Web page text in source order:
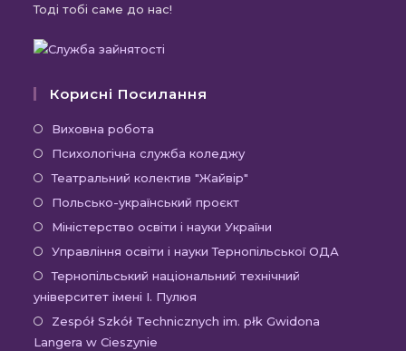
Тоді тобі саме до нас!
Корисні Посилання
Виховна робота
в
новій
вкладці
Психологічна служба коледжуВідкриється
в
вкладці
Театральний колектив "Жайвір"
новій
вкладці
Польсько-український проєктВідкриється
в
новій
вкладці
Міністерство освіти і науки України
в
новій
Управління освіти і науки Тернопільської ОДА
Тернопільський національний технічний
університет імені І. Пулюя
Zespół Szkół Technicznych im. płk Gwidona
Langera w Cieszynie